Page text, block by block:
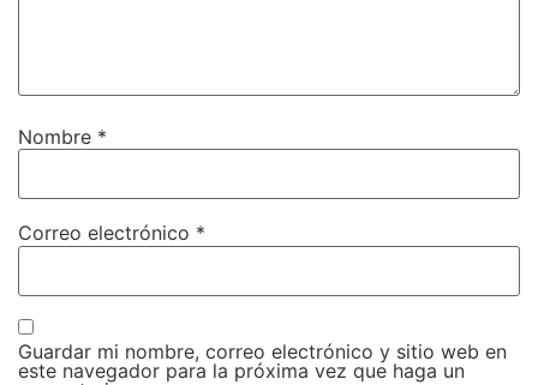
Nombre *
Correo electrónico *
Guardar mi nombre, correo electrónico y sitio web en
este navegador para la próxima vez que haga un